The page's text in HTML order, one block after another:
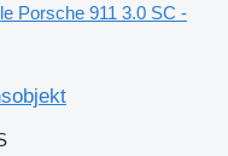
Porsche 911 3.0 SC -